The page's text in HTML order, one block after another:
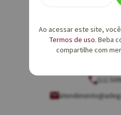
(11)
Ao acessar este site,
Termos de uso. Beba
compartilhe com